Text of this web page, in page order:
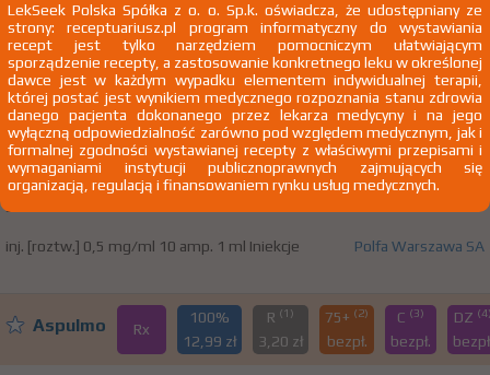
R03AC Selektywni agoniści receptora β2 -
adrenergicznego
R03AC02 Salbutamol
SALBUTAMOL WZF Rx
100%
20,05 zł
Salbutamolum
inj. [roztw.] 0,5 mg/ml 10 amp. 1 ml Iniekcje Polfa Warszawa SA
Aspulmo Rx
100%
12,99 zł
R (1)
3,20 zł
75+ (2)
bezpł.
C (3)
bezpł.
DZ
LekSeek Polska Spółka z o. o. Sp.k. oświadcza, że udostępniany ze
strony: receptuariusz.pl program informatyczny do wystawiania
recept jest tylko narzędziem pomocniczym ułatwiającym
sporządzenie recepty, a zastosowanie konkretnego leku w określonej
dawce jest w każdym wypadku elementem indywidualnej terapii,
której postać jest wynikiem medycznego rozpoznania stanu zdrowia
danego pacjenta dokonanego przez lekarza medycyny i na jego
wyłączną odpowiedzialność zarówno pod względem medycznym, jak i
formalnej zgodności wystawianej recepty z właściwymi przepisami i
wymaganiami instytucji publicznoprawnych zajmujących się
organizacją, regulacją i finansowaniem rynku usług medycznych.